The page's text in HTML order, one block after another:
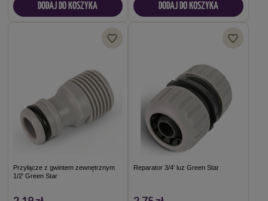
DODAJ DO KOSZYKA DODAJ DO KOSZYKA
Przyłącze z gwintem zewnętrznym
1/2' Green Star
Reparator 3/4' luz Green Star